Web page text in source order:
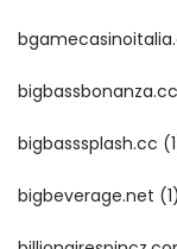
bigbassbonanza.cc
bigbasssplash.cc
bigbeverage.net (1)